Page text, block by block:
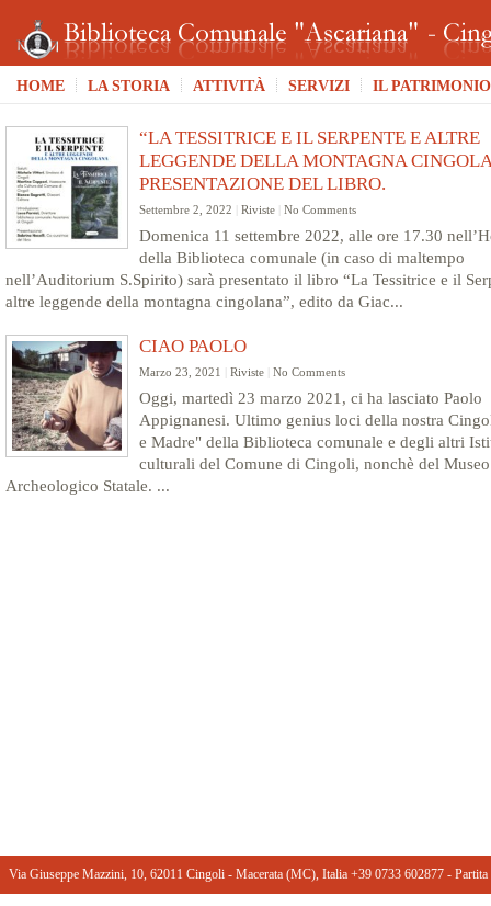
HOME LA STORIA ATTIVITÀ SERVIZI IL PATRIMONIO
“LA TESSITRICE E IL SERPENTE E ALTRE
LEGGENDE DELLA MONTAGNA
PRESENTAZIONE DEL LIBRO.
Settembre 2, 2022 Riviste No Comments
Domenica 11 settembre 2022, alle ore 17.30
della Biblioteca comunale (in caso di maltempo
nell’Auditorium S.Spirito) sarà presentato il libro “La Tessitrice e il
altre leggende della montagna cingolana”, edito da Giac...
CIAO PAOLO
Marzo 23, 2021 Riviste No Comments
Oggi, martedì 23 marzo 2021, ci ha lasciato Paolo
Appignanesi. Ultimo genius loci della nostra
e Madre" della Biblioteca comunale e degli altri
culturali del Comune di Cingoli, nonchè del Museo
Archeologico Statale. ...
Via Giuseppe Mazzini, 10, 62011 Cingoli - Macerata (MC), Italia +39 0733 602877 ‎-